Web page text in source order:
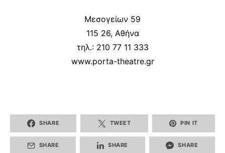
Μεσογείων 59
115 26, Αθήνα
τηλ.: 210 77 11 333
www.porta-theatre.gr
SHARE TWEET PIN IT
SHARE SHARE SHARE